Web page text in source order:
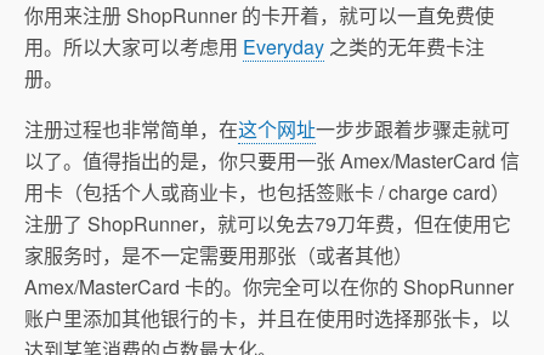
你用来注册 ShopRunner 的卡开着，就可以一直免费使
用。所以大家可以考虑用 Everyday 之类的无年费卡注
册。
注册过程也非常简单，在这个网址一步步跟着步骤走就可
以了。值得指出的是，你只要用一张 Amex/MasterCard 信
用卡（包括个人或商业卡，也包括签账卡 / charge card）
注册了 ShopRunner，就可以免去79刀年费，但在使用它
家服务时，是不一定需要用那张（或者其他）
Amex/MasterCard 卡的。你完全可以在你的 ShopRunner
账户里添加其他银行的卡，并且在使用时选择那张卡，以